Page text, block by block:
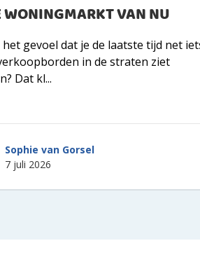
WONINGMARKT VAN NU
het gevoel dat je de laatste tijd net
in de straten ziet
Dat kl...
Sophie van Gorsel
7 juli 2026